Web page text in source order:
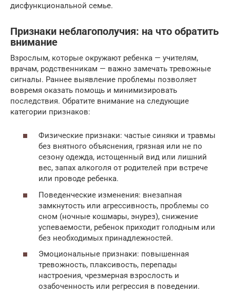
дисфункциональной семье.
Признаки неблагополучия: на что обратить
внимание
Взрослым, которые окружают ребенка — учителям,
врачам, родственникам — важно замечать тревожные
сигналы. Раннее выявление проблемы позволяет
вовремя оказать помощь и минимизировать
последствия. Обратите внимание на следующие
категории признаков:
Физические признаки: частые синяки и травмы
без внятного объяснения, грязная или не по
сезону одежда, истощенный вид или лишний
вес, запах алкоголя от родителей при встрече
или проводе ребенка.
Поведенческие изменения: внезапная
замкнутость или агрессивность, проблемы со
сном (ночные кошмары, энурез), снижение
успеваемости, ребенок приходит голодным или
без необходимых принадлежностей.
Эмоциональные признаки: повышенная
тревожность, плаксивость, перепады
настроения, чрезмерная взрослость и
озабоченность или регрессия в поведении.